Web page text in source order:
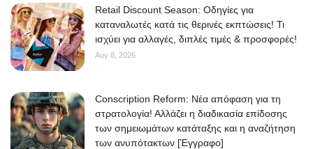
Retail Discount Season: Οδηγίες για
καταναλωτές κατά τις θερινές εκπτώσεις! Τι
ισχύει για αλλαγές, διπλές τιμές & προσφορές!
Αυγ 8, 2026
Conscription Reform: Νέα απόφαση για τη
στρατολογία! Αλλάζει η διαδικασία επίδοσης
των σημειωμάτων κατάταξης και η αναζήτηση
των ανυπότακτων [Έγγραφο]